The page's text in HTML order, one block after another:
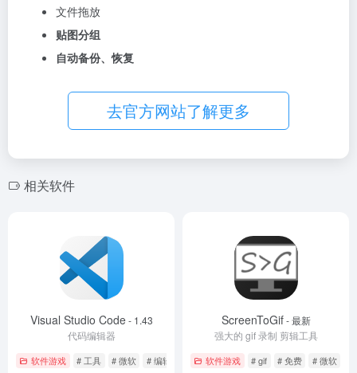
文件拖放
贴图分组
自动备份、恢复
去官方网站了解更多
相关软件
Visual Studio Code- 1.43
代码编辑器
软件游戏 # 工具 # 微软 # 编辑器
ScreenToGif- 最新
强大的 gif 录制 剪辑工具
软件游戏 # gif # 免费 # 微软